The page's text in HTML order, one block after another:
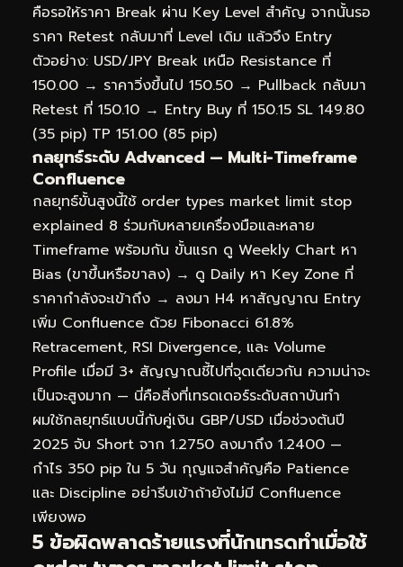
คือรอให้ราคา Break ผ่าน Key Level สำคัญ จากนั้นรอ
ราคา Retest กลับมาที่ Level เดิม แล้วจึง Entry
ตัวอย่าง: USD/JPY Break เหนือ Resistance ที่
150.00 → ราคาวิ่งขึ้นไป 150.50 → Pullback กลับมา
Retest ที่ 150.10 → Entry Buy ที่ 150.15 SL 149.80
(35 pip) TP 151.00 (85 pip)
กลยุทธ์ระดับ Advanced — Multi-Timeframe
Confluence
กลยุทธ์ขั้นสูงนี้ใช้ order types market limit stop
explained 8 ร่วมกับหลายเครื่องมือและหลาย
Timeframe พร้อมกัน ขั้นแรก ดู Weekly Chart หา
Bias (ขาขึ้นหรือขาลง) → ดู Daily หา Key Zone ที่
ราคากำลังจะเข้าถึง → ลงมา H4 หาสัญญาณ Entry
เพิ่ม Confluence ด้วย Fibonacci 61.8%
Retracement, RSI Divergence, และ Volume
Profile เมื่อมี 3+ สัญญาณชี้ไปที่จุดเดียวกัน ความน่าจะ
เป็นจะสูงมาก — นี่คือสิ่งที่เทรดเดอร์ระดับสถาบันทำ
ผมใช้กลยุทธ์แบบนี้กับคู่เงิน GBP/USD เมื่อช่วงต้นปี
2025 จับ Short จาก 1.2750 ลงมาถึง 1.2400 —
กำไร 350 pip ใน 5 วัน กุญแจสำคัญคือ Patience
และ Discipline อย่ารีบเข้าถ้ายังไม่มี Confluence
เพียงพอ
5 ข้อผิดพลาดร้ายแรงที่นักเทรดทำเมื่อใช้